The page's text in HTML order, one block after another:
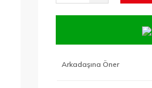
Arkadaşına Öner